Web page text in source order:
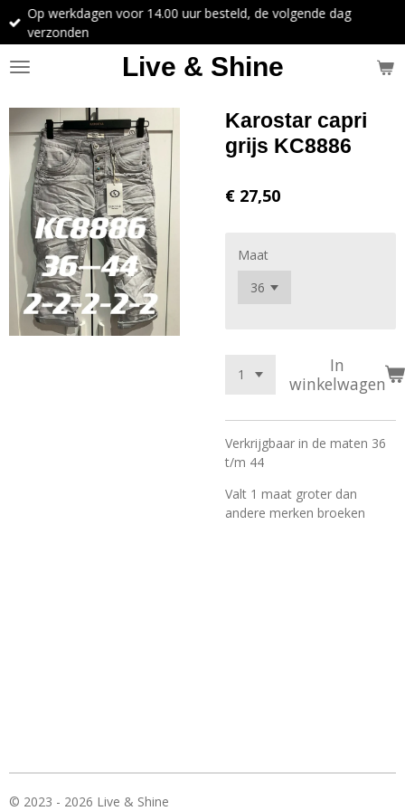
Ga
direct
de
Live & Shine
Op werkdagen voor 14.00 uur besteld, de volgende dag
verzonden
Karostar capri
grijs KC8886
€ 27,50
Maat
In
winkelwagen
Verkrijgbaar in de maten 36
t/m 44
Valt 1 maat groter dan
andere merken broeken
© 2023 - 2026 Live & Shine